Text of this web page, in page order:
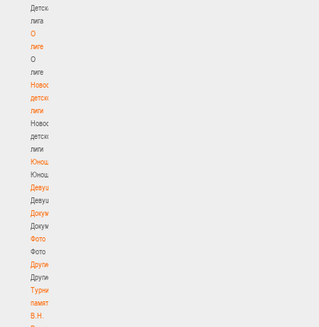
Детская
лига
О
лиге
О
лиге
Новости
детской
лиги
Новости
детской
лиги
Юноши
Юноши
Девушки
Девушки
Документы
Документы
Фото
Фото
Другие
Другие
Турнир
памяти
В.Н.